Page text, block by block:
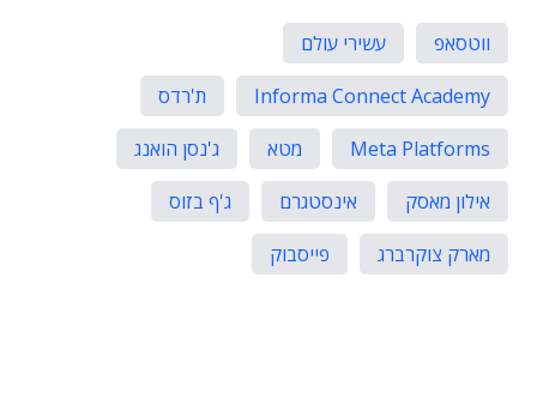
ווטסאפ
עשירי עולם
Informa Connect Academy
ת'רדס
Meta Platforms
מטא
ג'נסן הואנג
אילון מאסק
אינסטגרם
ג'ף בזוס
מארק צוקרברג
פייסבוק